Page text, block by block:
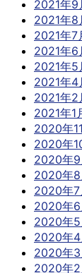
2021年9
2021年8
2021年7
2021年6
2021年5
2021年4
2021年2
2021年1
2020年
2020年
2020年9
2020年8
2020年7
2020年6
2020年5
2020年4
2020年3
2020年2